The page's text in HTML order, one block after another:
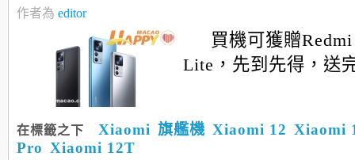
作者為 editor
買機可獲贈
Lite，先到先得，
在標籤之下 Xiaomi 旗艦機 Xiaomi 12 Xiaomi
Pro Xiaomi 12T